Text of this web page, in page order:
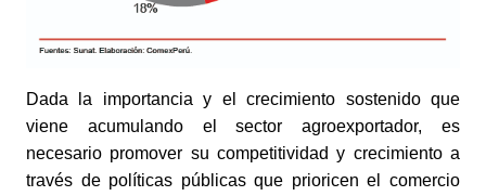
Dada la importancia y el crecimiento sostenido que
viene acumulando el sector agroexportador, es
necesario promover su competitividad y crecimiento a
través de políticas públicas que prioricen el comercio